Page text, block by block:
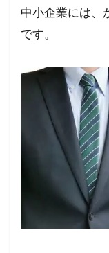
中小企業には、
です。